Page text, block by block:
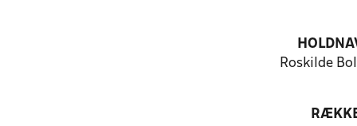
Roskilde